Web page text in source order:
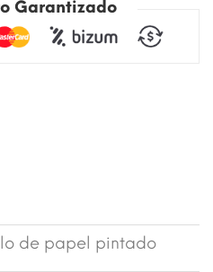
Garantizado
de papel pintado